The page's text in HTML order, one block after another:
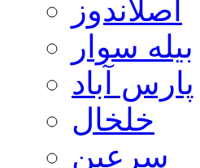
اصلاندوز
بیله سوار
پارس آباد
خلخال
سرعین